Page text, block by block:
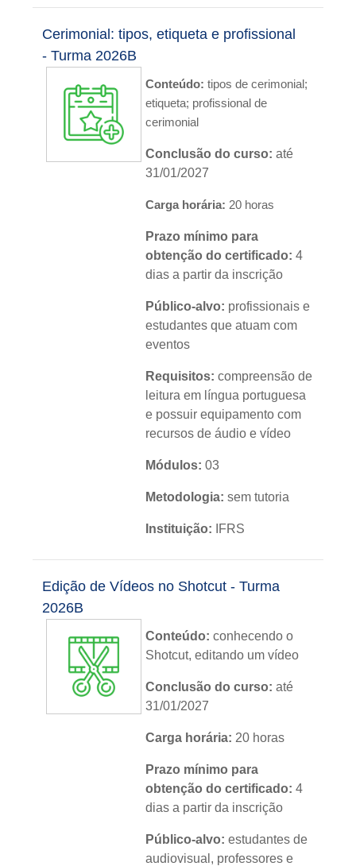
Nível:básico
Idioma:português
Cerimonial: tipos, etiqueta e profissional
- Turma 2026B
Conteúdo: tipos de cerimonial;
etiqueta; profissional de
cerimonial
Conclusão do curso: até
31/01/2027
Carga horária: 20 horas
Prazo mínimo para
obtenção do certificado:4
dias a partir da inscrição
Público-alvo: profissionais e
estudantes que atuam com
eventos
Requisitos: compreensão de
leitura em língua portuguesa
e possuir equipamento com
recursos de áudio e vídeo
Módulos: 03
Metodologia: sem tutoria
Instituição: IFRS
Nível:básico
Idioma:português
Edição de Vídeos no Shotcut - Turma
2026B
Conteúdo:conhecendo o
Shotcut, editando um vídeo
Conclusão do curso: até
31/01/2027
Carga horária: 20 horas
Prazo mínimo para
obtenção do certificado: 4
dias a partir da inscrição
Público-alvo: estudantes de
audiovisual, professores e